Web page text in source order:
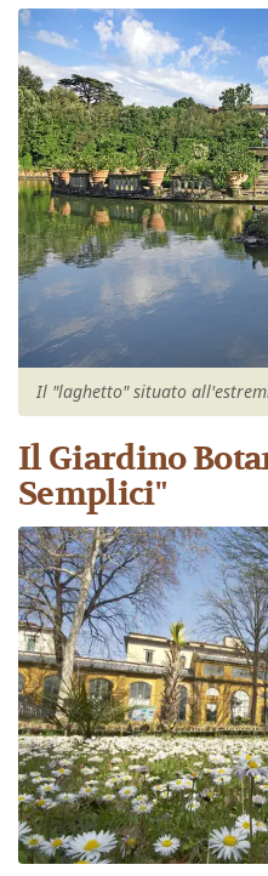
Il "laghetto" situato
Il Giardino
Semplici"